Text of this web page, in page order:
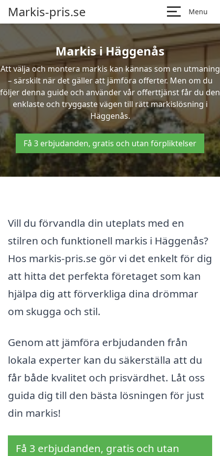
Markis-pris.se Menu
Markis i Häggenås
Att välja och montera markis kan kännas som en utmaning
– särskilt när det gäller att jämföra offerter. Men om du
följer denna guide och använder vår offerttjänst får du den
enklaste och tryggaste vägen till rätt markislösning i
Häggenås.
Få 3 erbjudanden, gratis och utan förpliktelser
Vill du förvandla din uteplats med en
stilren och funktionell markis i Häggenås?
Hos markis-pris.se gör vi det enkelt för dig
att hitta det perfekta företaget som kan
hjälpa dig att förverkliga dina drömmar
om skugga och stil.
Genom att jämföra erbjudanden från
lokala experter kan du säkerställa att du
får både kvalitet och prisvärdhet. Låt oss
guida dig till den bästa lösningen för just
din markis!
Få 3 erbjudanden, gratis och utan